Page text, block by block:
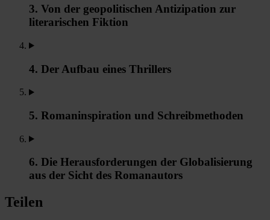
3. Von der geopolitischen Antizipation zur
literarischen Fiktion
4. Der Aufbau eines Thrillers
5. Romaninspiration und Schreibmethoden
6. Die Herausforderungen der Globalisierung
aus der Sicht des Romanautors
Teilen